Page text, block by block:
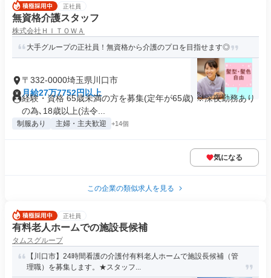
正社員
無資格介護スタッフ
株式会社ＨＩＴＯＷＡ
大手グループの正社員！無資格から介護のプロを目指せます◎
〒332-0000埼玉県川口市
月給27万7752円以上
経験・資格 65歳未満の方を募集(定年が65歳) ※深夜勤務あり
の為､18歳以上(法令...
制服あり 主婦・主夫歓迎 +14個
気になる
この企業の類似求人を見る
正社員
有料老人ホームでの施設長候補
タムスグループ
【川口市】24時間看護の介護付有料老人ホームで施設長候補（管
理職）を募集します。★スタッフ...